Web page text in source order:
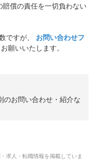
賠償の責任を一切負わない
ですが、
お問い合わせフ
願いいたします。
のお問い合わせ・紹介な
求人・転職情報を掲載していま